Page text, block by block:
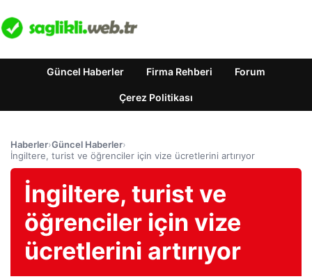
Güncel Haberler Firma Rehberi Forum
Çerez Politikası
Haberler›Güncel Haberler›
İngiltere, turist ve öğrenciler için vize ücretlerini artırıyor
İngiltere, turist ve
öğrenciler için vize
ücretlerini artırıyor